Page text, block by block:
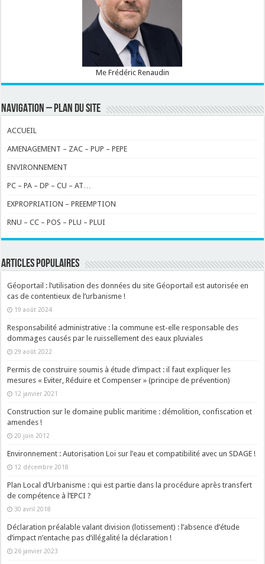
Me Frédéric Renaudin
NAVIGATION – PLAN DU SITE
ACCUEIL
AMENAGEMENT – ZAC – PUP – PEPE
ENVIRONNEMENT
PC – PA – DP – CU – AT…
EXPROPRIATION – PREEMPTION
RNU – CC – POS – PLU – PLUI
ARTICLES POPULAIRES
Géoportail : l’utilisation des données du site Géoportail est autorisée en
cas de contentieux de l’urbanisme !
19 août 2024
Responsabilité administrative : la commune est-elle responsable des
dommages causés par le ruissellement des eaux pluviales
29 août 2022
Permis de construire soumis à étude d’impact : il faut expliquer les
mesures « Eviter, Réduire et Compenser » (principe de prévention)
12 janvier 2021
Construction sur le domaine public maritime : démolition, confiscation et
amendes !
20 juin 2012
Environnement : Autorisation Loi sur l’eau et compatibilité avec un SDAGE !
12 décembre 2018
Plan Local d’Urbanisme : qui est partie dans la procédure après transfert
de compétence à l’EPCI ?
30 avril 2018
Déclaration préalable valant division (lotissement) : l’absence d’étude
d’impact n’entache pas d’illégalité la déclaration !
26 janvier 2023